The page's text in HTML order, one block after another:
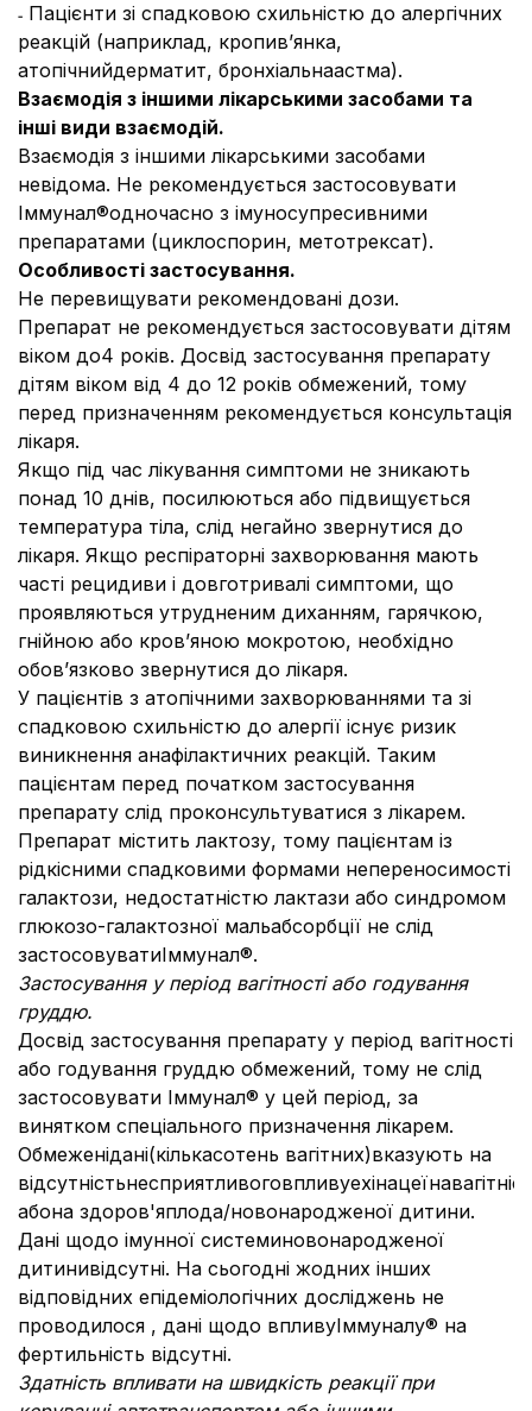
˗ Пацієнти зі спадковою схильністю до алергічних
реакцій (наприклад, кропив’янка,
атопічнийдерматит, бронхіальнаастма).
Взаємодія з іншими лікарськими засобами та
інші види взаємодій.
Взаємодія з іншими лікарськими засобами
невідома. Не рекомендується застосовувати
Іммунал®одночасно з імуносупресивними
препаратами (циклоспорин, метотрексат).
Особливості застосування.
Не перевищувати рекомендовані дози.
Препарат не рекомендується застосовувати дітям
віком до4 років. Досвід застосування препарату
дітям віком від 4 до 12 років обмежений, тому
перед призначенням рекомендується консультація
лікаря.
Якщо під час лікування симптоми не зникають
понад 10 днів, посилюються або підвищується
температура тіла, слід негайно звернутися до
лікаря. Якщо респіраторні захворювання мають
часті рецидиви і довготривалі симптоми, що
проявляються утрудненим диханням, гарячкою,
гнійною або кров’яною мокротою, необхідно
обов’язково звернутися до лікаря.
У пацієнтів з атопічними захворюваннями та зі
спадковою схильністю до алергії існує ризик
виникнення анафілактичних реакцій. Таким
пацієнтам перед початком застосування
препарату слід проконсультуватися з лікарем.
Препарат містить лактозу, тому пацієнтам із
рідкісними спадковими формами непереносимості
галактози, недостатністю лактази або синдромом
глюкозо-галактозної мальабсорбції не слід
застосовуватиІммунал®.
Застосування у період вагітності або годування
груддю.
Досвід застосування препарату у період вагітності
або годування груддю обмежений, тому не слід
застосовувати Іммунал® у цей період, за
винятком спеціального призначення лікарем.
Обмеженідані(кількасотень вагітних)вказують на
абона здоров'яплода/новонародженої дитини.
Дані щодо імунної системиновонародженої
дитинивідсутні. На сьогодні жодних інших
відповідних епідеміологічних досліджень не
проводилося , дані щодо впливуІммуналу® на
фертильність відсутні.
Здатність впливати на швидкість реакції при